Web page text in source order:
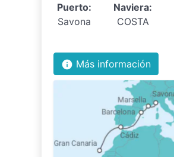
Puerto:
Savona
Naviera:
COSTA
info Más información